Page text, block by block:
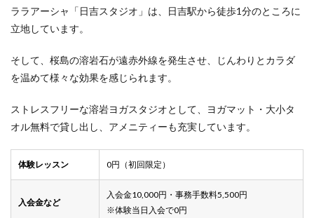
ララアーシャ「日吉スタジオ」は、日吉駅から徒歩1分のところに
立地しています。
そして、桜島の溶岩石が遠赤外線を発生させ、じんわりとカラダ
を温めて様々な効果を感じられます。
ストレスフリーな溶岩ヨガスタジオとして、ヨガマット・大小タ
オル無料で貸し出し、アメニティーも充実しています。
体験レッスン 0円（初回限定）
入会金など
入会金10,000円・事務手数料5,500円
※体験当日入会で0円